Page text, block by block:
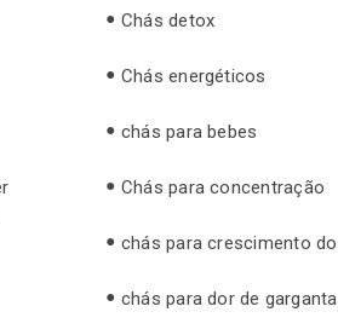
Chás detox
Chás energéticos
chás para bebes
Chás para concentração
chás para crescimento
chás para dor de garganta